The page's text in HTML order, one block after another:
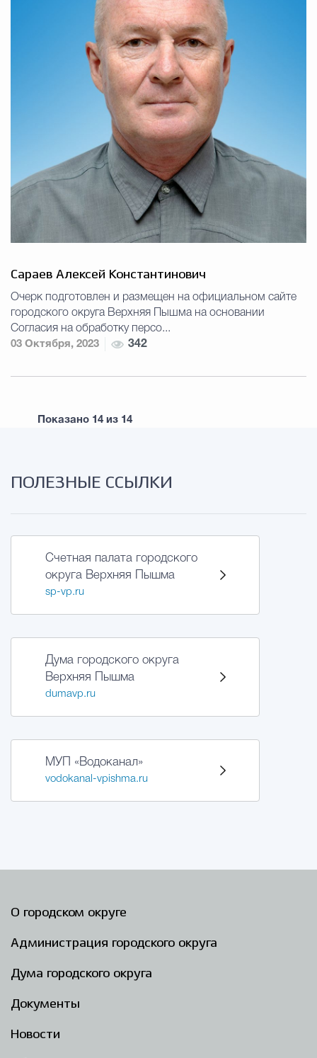
Сараев Алексей Константинович
Очерк подготовлен и размещен на официальном сайте
городского округа Верхняя Пышма на основании
Согласия на обработку персо...
03 Октября, 2023
342
Показано 14 из 14
ПОЛЕЗНЫЕ ССЫЛКИ
Счетная палата городского
округа Верхняя Пышма
sp-vp.ru
Дума городского округа
Верхняя Пышма
dumavp.ru
МУП «Водоканал»
vodokanal-vpishma.ru
О городском округе
Администрация городского округа
Дума городского округа
Документы
Новости